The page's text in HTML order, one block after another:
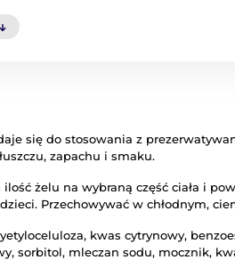
się do stosowania z
zapachu i smaku.
żelu na wybraną część ciała i
Przechowywać w chłodnym,
kwas cytrynowy,
sorbitol, mleczan sodu, mocznik,